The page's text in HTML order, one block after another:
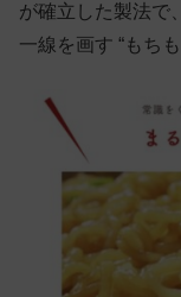
が確立した製法で
一線を画す “もち